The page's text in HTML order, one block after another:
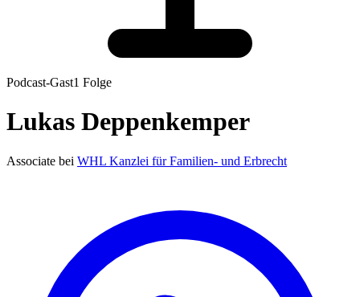
Podcast-Gast1 Folge
Lukas Deppenkemper
Associate bei WHL Kanzlei für Familien- und Erbrecht